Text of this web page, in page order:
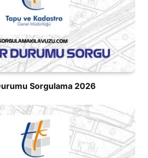
Sorgulama 2026